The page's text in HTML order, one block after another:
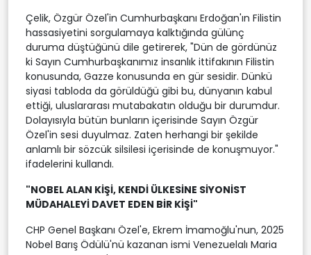
Çelik, Özgür Özel'in Cumhurbaşkanı Erdoğan'ın Filistin
hassasiyetini sorgulamaya kalktığında gülünç
duruma düştüğünü dile getirerek, "Dün de gördünüz
ki Sayın Cumhurbaşkanımız insanlık ittifakının Filistin
konusunda, Gazze konusunda en gür sesidir. Dünkü
siyasi tabloda da görüldüğü gibi bu, dünyanın kabul
ettiği, uluslararası mutabakatın olduğu bir durumdur.
Dolayısıyla bütün bunların içerisinde Sayın Özgür
Özel'in sesi duyulmaz. Zaten herhangi bir şekilde
anlamlı bir sözcük silsilesi içerisinde de konuşmuyor."
ifadelerini kullandı.
"NOBEL ALAN KİŞİ, KENDİ ÜLKESİNE SİYONİST
MÜDAHALEYİ DAVET EDEN BİR KİŞİ"
CHP Genel Başkanı Özel'e, Ekrem İmamoğlu'nun, 2025
Nobel Barış Ödülü'nü kazanan ismi Venezuelalı Maria